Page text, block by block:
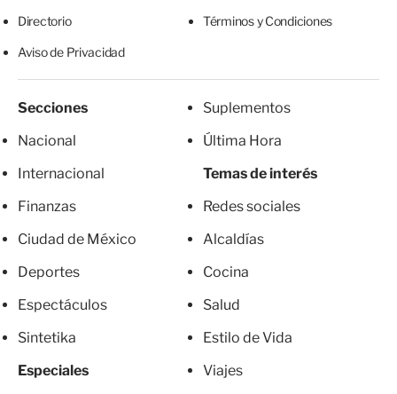
Directorio Términos y Condiciones
Aviso de Privacidad
Secciones
Nacional
Internacional
Finanzas
Ciudad de México
Deportes
Espectáculos
Sintetika
Especiales
Suplementos
Última Hora
Temas de interés
Redes sociales
Alcaldías
Cocina
Salud
Estilo de Vida
Viajes